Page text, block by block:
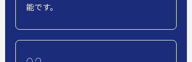
能です。